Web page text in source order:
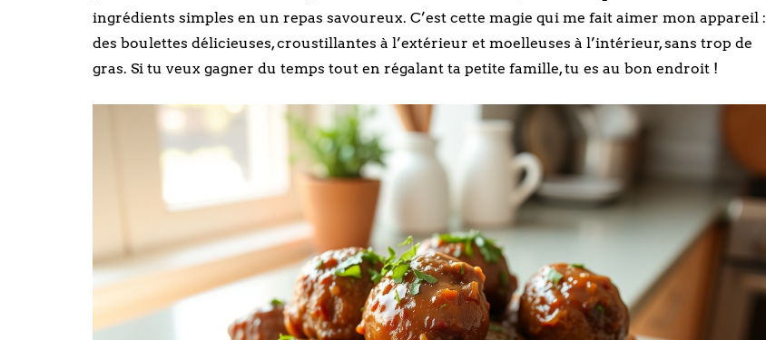
ingrédients simples en un repas savoureux. C’est cette magie qui me fait aimer mon appareil :
des boulettes délicieuses, croustillantes à l’extérieur et moelleuses à l’intérieur, sans trop de
gras. Si tu veux gagner du temps tout en régalant ta petite famille, tu es au bon endroit !